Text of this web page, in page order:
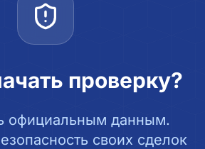
проверку?
официальным данным.
своих сделок